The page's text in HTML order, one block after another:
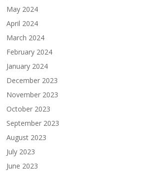
May 2024
April 2024
March 2024
February 2024
January 2024
December 2023
November 2023
October 2023
September 2023
August 2023
July 2023
June 2023